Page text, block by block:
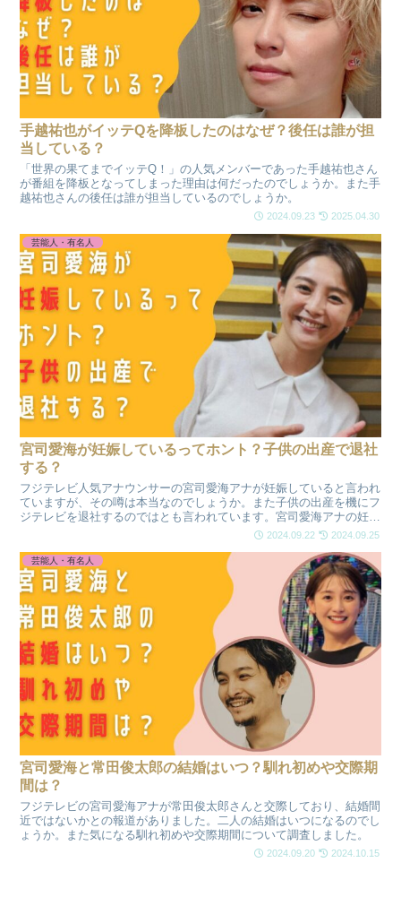
手越祐也がイッテQを降板したのはなぜ？後任は誰が担
当している？
「世界の果てまでイッテQ！」の人気メンバーであった手越祐也さん
が番組を降板となってしまった理由は何だったのでしょうか。また手
越祐也さんの後任は誰が担当しているのでしょうか。
2024.09.23 2025.04.30
芸能人・有名人
宮司愛海が妊娠しているってホント？子供の出産で退社
する？
フジテレビ人気アナウンサーの宮司愛海アナが妊娠していると言われ
ていますが、その噂は本当なのでしょうか。また子供の出産を機にフ
ジテレビを退社するのではとも言われています。宮司愛海アナの妊娠
2024.09.22 2024.09.25
芸能人・有名人
宮司愛海と常田俊太郎の結婚はいつ？馴れ初めや交際期
間は？
フジテレビの宮司愛海アナが常田俊太郎さんと交際しており、結婚間
近ではないかとの報道がありました。二人の結婚はいつになるのでし
ょうか。また気になる馴れ初めや交際期間について調査しました。
2024.09.20 2024.10.15